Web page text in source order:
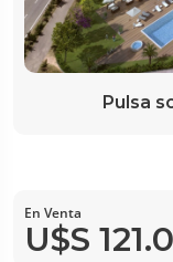
Pulsa
En Venta
U$S